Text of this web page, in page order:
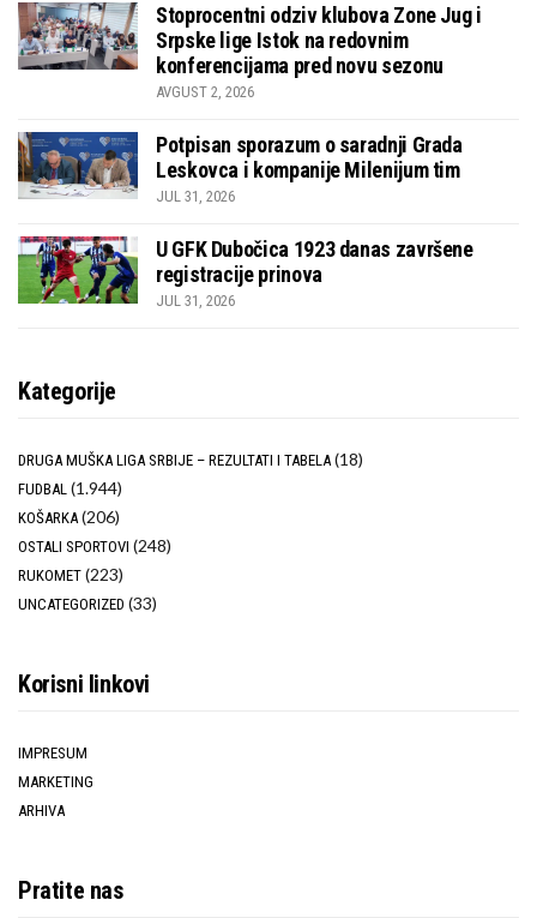
Stoprocentni odziv klubova Zone Jug i
Srpske lige Istok na redovnim
konferencijama pred novu sezonu
AVGUST 2, 2026
Potpisan sporazum o saradnji Grada
Leskovca i kompanije Milenijum tim
JUL 31, 2026
U GFK Dubočica 1923 danas završene
registracije prinova
JUL 31, 2026
Kategorije
DRUGA MUŠKA LIGA SRBIJE – REZULTATI I TABELA (18)
FUDBAL (1.944)
KOŠARKA (206)
OSTALI SPORTOVI (248)
RUKOMET (223)
UNCATEGORIZED (33)
Korisni linkovi
IMPRESUM
MARKETING
ARHIVA
Pratite nas